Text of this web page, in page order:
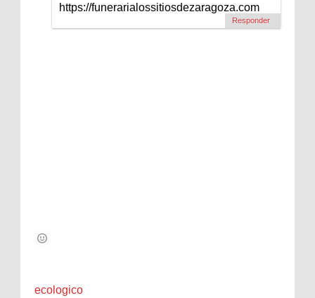
https://funerarialossitiosdezaragoza.com
Responder
ecologico